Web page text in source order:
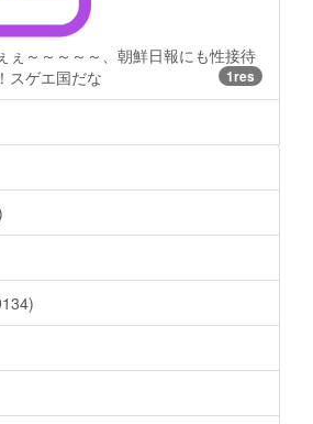
ぇ～～～～～、朝鮮日報にも性接待
スゲエ国だな
1res